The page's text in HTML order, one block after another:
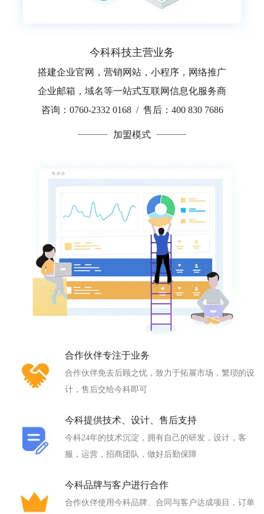
今科科技主营业务
搭建企业官网，营销网站，小程序，网络推广
企业邮箱，域名等一站式互联网信息化服务商
咨询：0760-2332 0168 / 售后：400 830 7686
加盟模式
合作伙伴专注于业务
合作伙伴免去后顾之忧，致力于拓展市场，繁琐的设
计，售后交给今科即可
今科提供技术、设计、售后支持
今科24年的技术沉淀，拥有自己的研发，设计，客
服，运营，招商团队，做好后勤保障
今科品牌与客户进行合作
合作伙伴使用今科品牌、合同与客户达成项目，订单